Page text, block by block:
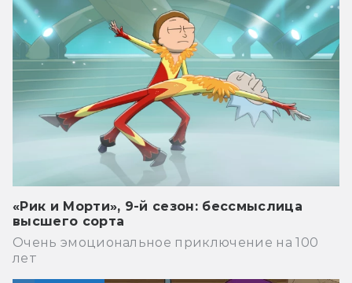
«Рик и Морти», 9-й сезон: бессмыслица
высшего сорта
Очень эмоциональное приключение на 100
лет